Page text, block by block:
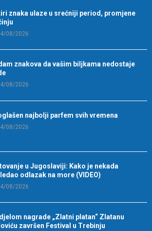
znaka ulaze u srećniji period, promjene
08/2026
znakova da vašim biljkama nedostaje
08/2026
najbolji parfem svih vremena
08/2026
u Jugoslaviji: Kako je nekada
odlazak na more (VIDEO)
08/2026
nagrade „Zlatni platan“ Zlatanu
završen Festival u Trebinju